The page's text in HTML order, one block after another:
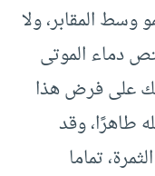
وسط المقابر، ولا
دماء الموتى
على فرض هذا
طاهرًا، وقد
تماما